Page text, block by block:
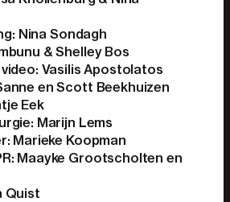
Nina Sondagh
& Shelley Bos
Vasilis Apostolatos
en Scott Beekhuizen
Eek
Marijn Lems
Marieke Koopman
Maayke Grootscholten en
Quist